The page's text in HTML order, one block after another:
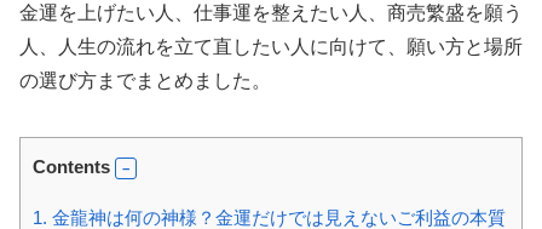
金運を上げたい人、仕事運を整えたい人、商売繁盛を願う
人、人生の流れを立て直したい人に向けて、願い方と場所
の選び方までまとめました。
Contents
1. 金龍神は何の神様？金運だけでは見えないご利益の本質